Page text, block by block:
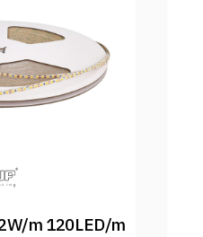
m 120LED/m